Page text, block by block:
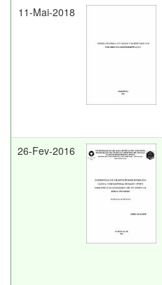
11-Mai-2018
26-Fev-2016